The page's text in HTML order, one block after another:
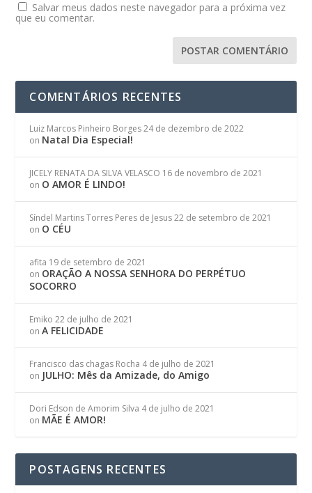
Salvar meus dados neste navegador para a próxima vez
que eu comentar.
COMENTÁRIOS RECENTES
Luiz Marcos Pinheiro Borges 24 de dezembro de 2022
on Natal Dia Especial!
JICELY RENATA DA SILVA VELASCO 16 de novembro de 2021
on O AMOR É LINDO!
Síndel Martins Torres Peres de Jesus 22 de setembro de 2021
on O CÉU
afita 19 de setembro de 2021
on ORAÇÃO A NOSSA SENHORA DO PERPÉTUO
SOCORRO
Emiko 22 de julho de 2021
onA FELICIDADE
Francisco das chagas Rocha 4 de julho de 2021
on JULHO: Mês da Amizade, do Amigo
Dori Edson de Amorim Silva 4 de julho de 2021
on MÃE É AMOR!
POSTAGENS RECENTES